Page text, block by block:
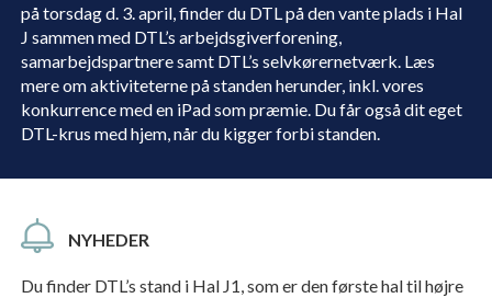
NYHEDER
på torsdag d. 3. april, finder du DTL på den vante plads i Hal
J sammen med DTL’s arbejdsgiverforening,
samarbejdspartnere samt DTL’s selvkørernetværk. Læs
mere om aktiviteterne på standen herunder, inkl. vores
konkurrence med en iPad som præmie. Du får også dit eget
DTL-krus med hjem, når du kigger forbi standen.
Du finder DTL’s stand i Hal J1, som er den første hal til højre